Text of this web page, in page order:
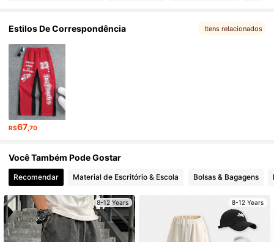
4,95 38K Seguidores
4,95 38K Seguidores
4,95 38K Seguidores
Estilos De Correspondência Itens relacionados
R$67 ,70
Você Também Pode Gostar
Recomendar Material de Escritório & Escola Bolsas & Bagagens
8-12 Years 8-12 Years